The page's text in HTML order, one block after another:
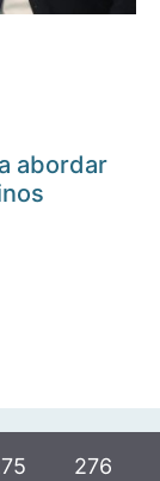
abordar
276